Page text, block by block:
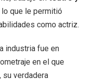
lo que le permitió
como actriz.
industria fue en
en el que
su verdadera